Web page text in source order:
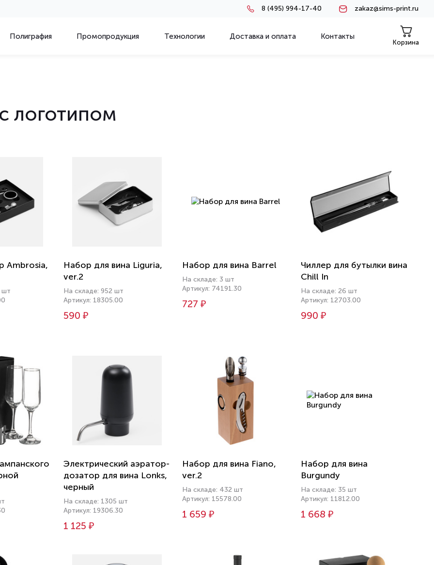
8 (495) 994-17-40 zakaz@sims-print.ru
Полиграфия Промопродукция Технологии Доставка и оплата Контакты
Корзина
логотипом
Ambrosia,
шт
Набор для вина Liguria,
ver.2
На складе: 952 шт
Артикул: 18305.00
590 ₽
Набор для вина Barrel
На складе: 3 шт
Артикул: 74191.30
727 ₽
Чиллер для бутылки вина
Chill In
На складе: 26 шт
Артикул: 12703.00
990 ₽
Электрический аэратор-
дозатор для вина Lonks,
черный
На складе: 1305 шт
Артикул: 19306.30
1 125 ₽
Набор для вина Fiano,
ver.2
На складе: 432 шт
Артикул: 15578.00
1 659 ₽
Набор для вина
Burgundy
На складе: 35 шт
Артикул: 11812.00
1 668 ₽